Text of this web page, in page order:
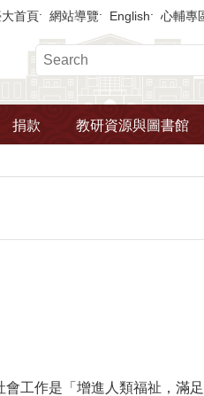
首頁 網站導覽 English 心輔專
捐款 教研資源與圖書館
工作是「增進人類福祉，滿